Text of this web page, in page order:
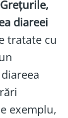
Grețurile,
diareei
tratate cu
exemplu,